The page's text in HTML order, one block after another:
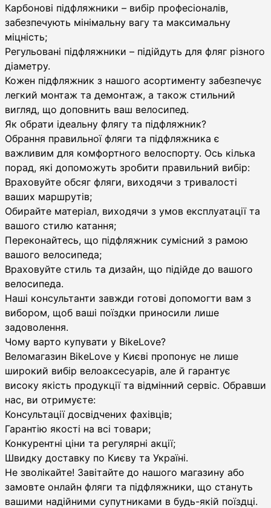
Карбонові підфляжники – вибір професіоналів,
забезпечують мінімальну вагу та максимальну
міцність;
Регульовані підфляжники – підійдуть для фляг різного
діаметру.
Кожен підфляжник з нашого асортименту забезпечує
легкий монтаж та демонтаж, а також стильний
вигляд, що доповнить ваш велосипед.
Як обрати ідеальну флягу та підфляжник?
Обрання правильної фляги та підфляжника є
важливим для комфортного велоспорту. Ось кілька
порад, які допоможуть зробити правильний вибір:
Враховуйте обсяг фляги, виходячи з тривалості
ваших маршрутів;
Обирайте матеріал, виходячи з умов експлуатації та
вашого стилю катання;
Переконайтесь, що підфляжник сумісний з рамою
вашого велосипеда;
Враховуйте стиль та дизайн, що підійде до вашого
велосипеда.
Наші консультанти завжди готові допомогти вам з
вибором, щоб ваші поїздки приносили лише
задоволення.
Чому варто купувати у BikeLove?
Веломагазин BikeLove у Києві пропонує не лише
широкий вибір велоаксесуарів, але й гарантує
високу якість продукції та відмінний сервіс. Обравши
нас, ви отримуєте:
Консультації досвідчених фахівців;
Гарантію якості на всі товари;
Конкурентні ціни та регулярні акції;
Швидку доставку по Києву та Україні.
Не зволікайте! Завітайте до нашого магазину або
замовте онлайн фляги та підфляжники, що стануть
вашими надійними супутниками в будь-якій поїздці.